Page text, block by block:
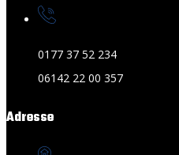
0177 37 52 234
06142 22 00 357
Adresse